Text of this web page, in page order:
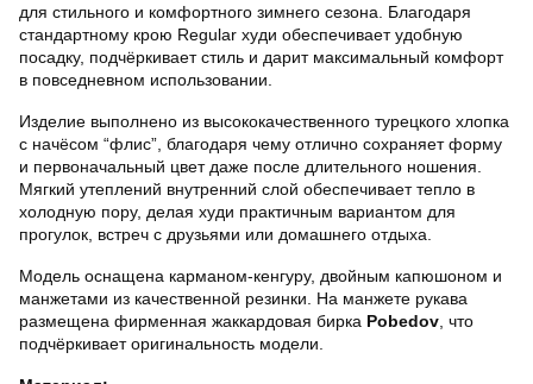
для стильного и комфортного зимнего сезона. Благодаря
стандартному крою Regular худи обеспечивает удобную
посадку, подчёркивает стиль и дарит максимальный комфорт
в повседневном использовании.
Изделие выполнено из высококачественного турецкого хлопка
с начёсом “флис”, благодаря чему отлично сохраняет форму
и первоначальный цвет даже после длительного ношения.
Мягкий утеплений внутренний слой обеспечивает тепло в
холодную пору, делая худи практичным вариантом для
прогулок, встреч с друзьями или домашнего отдыха.
Модель оснащена карманом-кенгуру, двойным капюшоном и
манжетами из качественной резинки. На манжете рукава
размещена фирменная жаккардовая бирка Pobedov , что
подчёркивает оригинальность модели.